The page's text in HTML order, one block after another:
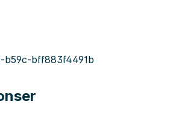
b59c-bff883f4491b